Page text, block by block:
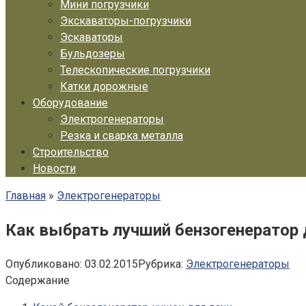
Мини погрузчики
Экскаваторы-погрузчики
Эскаваторы
Бульдозеры
Телескопические погрузчики
Катки дорожные
Оборудование
Электрогенераторы
Резка и сварка металла
Строительство
Новости
Главная » Электрогенераторы
Как выбрать лучший бензогенератор
Опубликовано: 03.02.2015Рубрика: Электрогенераторы
Содержание